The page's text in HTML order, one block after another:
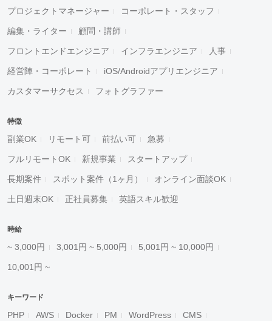
プロジェクトマネージャー コーポレート・スタッフ
編集・ライター 顧問・講師
フロントエンドエンジニア インフラエンジニア 人事
経営陣・コーポレート iOS/Androidアプリエンジニア
カスタマーサクセス フォトグラファー
特徴
副業OK リモート可 前払い可 急募
フルリモートOK 新規事業 スタートアップ
長期案件 スポット案件（1ヶ月） オンライン面談OK
土日週末OK 正社員募集 英語スキル歓迎
時給
~ 3,000円 3,001円 ~ 5,000円 5,001円 ~ 10,000円
10,001円 ~
キーワード
PHP AWS Docker PM WordPress CMS